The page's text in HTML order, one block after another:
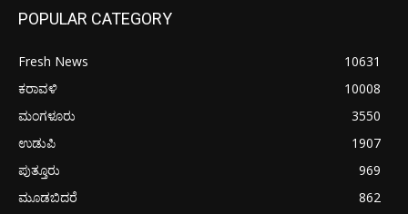
POPULAR CATEGORY
Fresh News
10631
ಕರಾವಳಿ
10008
ಮಂಗಳೂರು
3550
ಉಡುಪಿ
1907
ಪುತ್ತೂರು
969
ಮೂಡಬಿದರೆ
862